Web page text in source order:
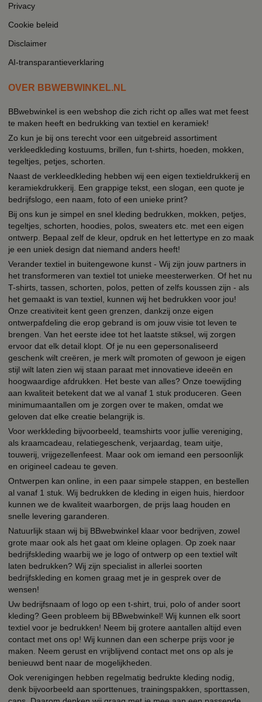
Privacy
Cookie beleid
Disclaimer
AI-transparantieverklaring
OVER BBWEBWINKEL.NL
BBwebwinkel is een webshop die zich richt op alles wat met feest
te maken heeft en bedrukking van textiel en keramiek!
Zo kun je bij ons terecht voor een uitgebreid assortiment
verkleedkleding kostuums, brillen, fun t-shirts, hoeden, mokken,
tegeltjes, petjes, schorten.
Naast de verkleedkleding hebben wij een eigen textieldrukkerij en
keramiekdrukkerij. Een grappige tekst, een slogan, een quote je
bedrijfslogo, een naam, foto of een unieke print?
Bij ons kun je simpel en snel kleding bedrukken, mokken, petjes,
tegeltjes, schorten, hoodies, polos, sweaters etc. met een eigen
ontwerp. Bepaal zelf de kleur, opdruk en het lettertype en zo maak
je een uniek design dat niemand anders heeft!
Verander textiel in buitengewone kunst - Wij zijn jouw partners in
het transformeren van textiel tot unieke meesterwerken. Of het nu
T-shirts, tassen, schorten, polos, petten of zelfs koussen zijn - als
het gemaakt is van textiel, kunnen wij het bedrukken voor jou!
Onze creativiteit kent geen grenzen, dankzij onze eigen
ontwerpafdeling die erop gebrand is om jouw visie tot leven te
brengen. Van het eerste idee tot het laatste stiksel, wij zorgen
ervoor dat elk detail klopt. Of je nu een gepersonaliseerd
geschenk wilt creëren, je merk wilt promoten of gewoon je eigen
stijl wilt laten zien wij staan paraat met innovatieve ideeën en
hoogwaardige afdrukken. Het beste van alles? Onze toewijding
aan kwaliteit betekent dat we al vanaf 1 stuk produceren. Geen
minimumaantallen om je zorgen over te maken, omdat we
geloven dat elke creatie belangrijk is.
Voor werkkleding bijvoorbeeld, teamshirts voor jullie vereniging,
als kraamcadeau, relatiegeschenk, verjaardag, team uitje,
touwerij, vrijgezellenfeest. Maar ook om iemand een persoonlijk
en origineel cadeau te geven.
Ontwerpen kan online, in een paar simpele stappen, en bestellen
al vanaf 1 stuk. Wij bedrukken de kleding in eigen huis, hierdoor
kunnen we de kwaliteit waarborgen, de prijs laag houden en
snelle levering garanderen.
Natuurlijk staan wij bij BBwebwinkel klaar voor bedrijven, zowel
grote maar ook als het gaat om kleine oplagen. Op zoek naar
bedrijfskleding waarbij we je logo of ontwerp op een textiel wilt
laten bedrukken? Wij zijn specialist in allerlei soorten
bedrijfskleding en komen graag met je in gesprek over de
wensen!
Uw bedrijfsnaam of logo op een t-shirt, trui, polo of ander soort
kleding? Geen probleem bij BBwebwinkel! Wij kunnen elk soort
textiel voor je bedrukken! Neem bij grotere aantallen altijd even
contact met ons op! Wij kunnen dan een scherpe prijs voor je
maken. Neem gerust en vrijblijvend contact met ons op als je
benieuwd bent naar de mogelijkheden.
Ook verenigingen hebben regelmatig bedrukte kleding nodig,
denk bijvoorbeeld aan sporttenues, trainingspakken, sporttassen,